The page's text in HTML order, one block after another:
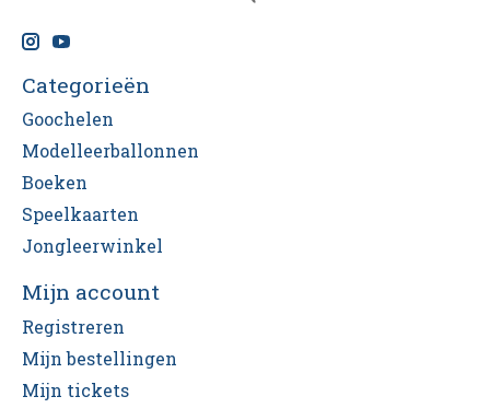
Categorieën
Goochelen
Modelleerballonnen
Boeken
Speelkaarten
Jongleerwinkel
Mijn account
Registreren
Mijn bestellingen
Mijn tickets